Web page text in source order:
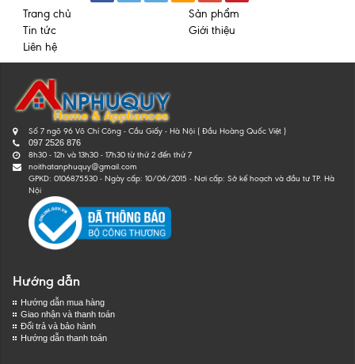
Trang chủ
Sản phẩm
Tin tức
Giới thiệu
Liên hệ
Số 7 ngõ 96 Võ Chí Công - Cầu Giấy - Hà Nội ( Đầu Hoàng Quốc Việt )
097 2526 876
8h30 - 12h và 13h30 - 17h30 từ thứ 2 đến thứ 7
noithatanphuquy@gmail.com
GPKD: 0106875530 - Ngày cấp: 10/06/2015 - Nơi cấp: Sở kế hoạch và đầu tư TP. Hà
Nội
Hướng dẫn
Hướng dẫn mua hàng
Giao nhận và thanh toán
Đổi trả và bảo hành
Hướng dẫn thanh toán